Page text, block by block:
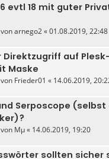
evtl 18 mit guter
arnego2«01.08.2019, 22:48
Direktzugriff auf
Maske
Frieder01 « 14.06.2019,
Serposcope
Mµ« 14.06.2019, 19:20
sollten sicher